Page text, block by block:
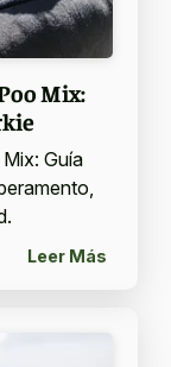
Mix:
Guía
Leer Más